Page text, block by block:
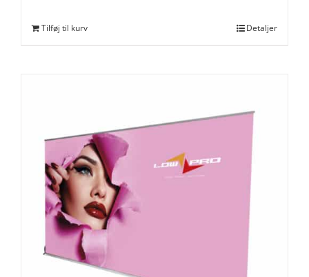
Tilføj til kurv Detaljer